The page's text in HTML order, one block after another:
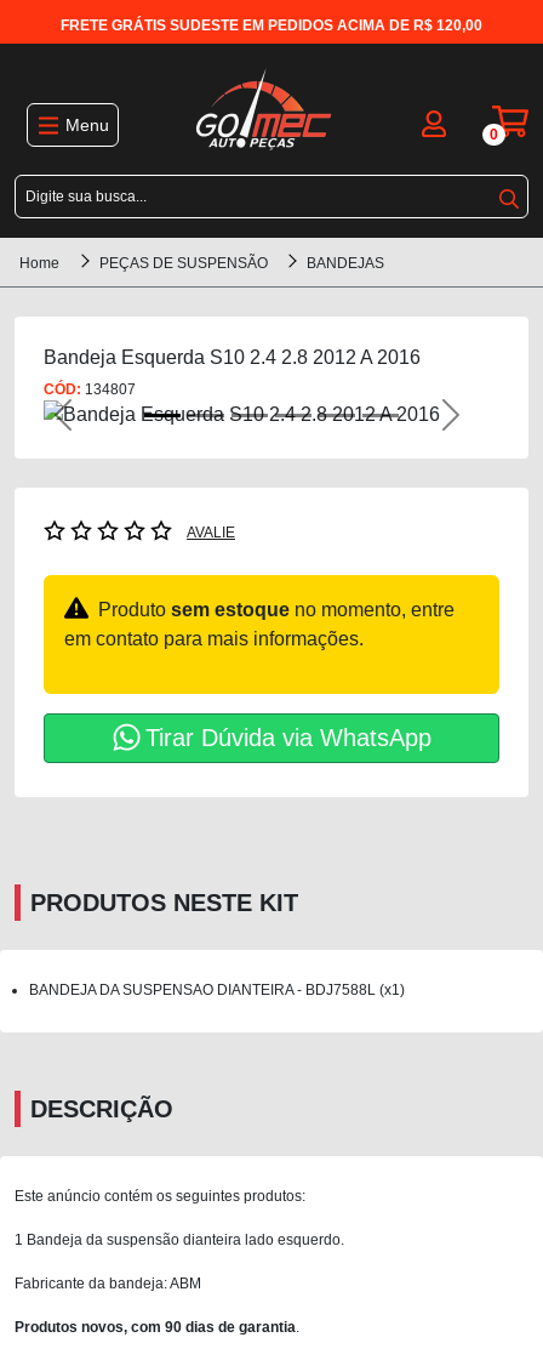
FRETE GRÁTIS SUDESTE EM PEDIDOS ACIMA DE R$ 120,00
Menu 0
Home PEÇAS DE SUSPENSÃO BANDEJAS
Bandeja Esquerda S10 2.4 2.8 2012 A 2016
CÓD: 134807
Previous Next
AVALIE
Produto sem estoque no momento, entre
em contato para mais informações.
Tirar Dúvida via WhatsApp
PRODUTOS NESTE KIT
BANDEJA DA SUSPENSAO DIANTEIRA - BDJ7588L (x1)
DESCRIÇÃO
Este anúncio contém os seguintes produtos:
1 Bandeja da suspensão dianteira lado esquerdo.
Fabricante da bandeja: ABM
Produtos novos, com 90 dias de garantia